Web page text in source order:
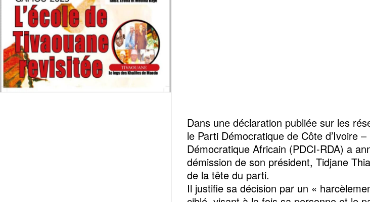
Dans une déclaration publiée sur les
le Parti Démocratique de Côte d’Ivoire
Démocratique Africain (PDCI-RDA) a
démission de son président, Tidjane
de la tête du parti.
Il justifie sa décision par un «